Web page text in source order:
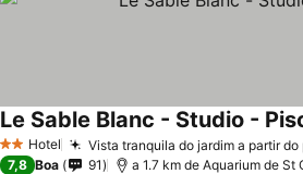
2 Estrelas
Hotel Vista tranquila do jardim a partir do
Le Sable Blanc - Studio -
7,8 Boa 91 a 1.7 km de Aquarium de St